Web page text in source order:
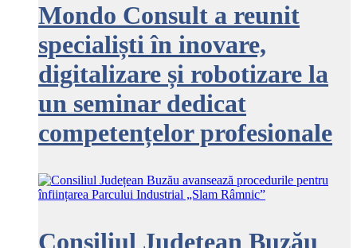
Mondo Consult a reunit
specialiști în inovare,
digitalizare și robotizare la
un seminar dedicat
competențelor profesionale
Consiliul Județean Buzău